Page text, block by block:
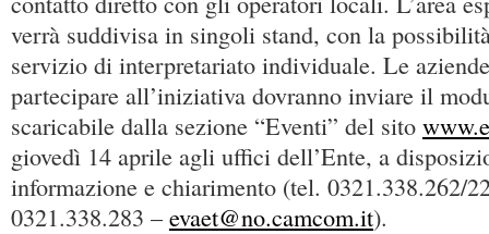
verrà suddivisa in singoli stand, con la
servizio di interpretariato individuale. Le
partecipare all’iniziativa dovranno inviare il
scaricabile dalla sezione “Eventi” del sito
giovedì 14 aprile agli uffici dell’Ente, a
informazione e chiarimento (tel. 0321.338.262/
0321.338.283 – evaet@no.camcom.it).